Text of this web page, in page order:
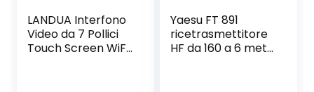
LANDUA Interfono
Video da 7 Pollici
Touch Screen WiFi
Yaesu FT 891
ricetrasmettitore
HF da 160 a 6 metri